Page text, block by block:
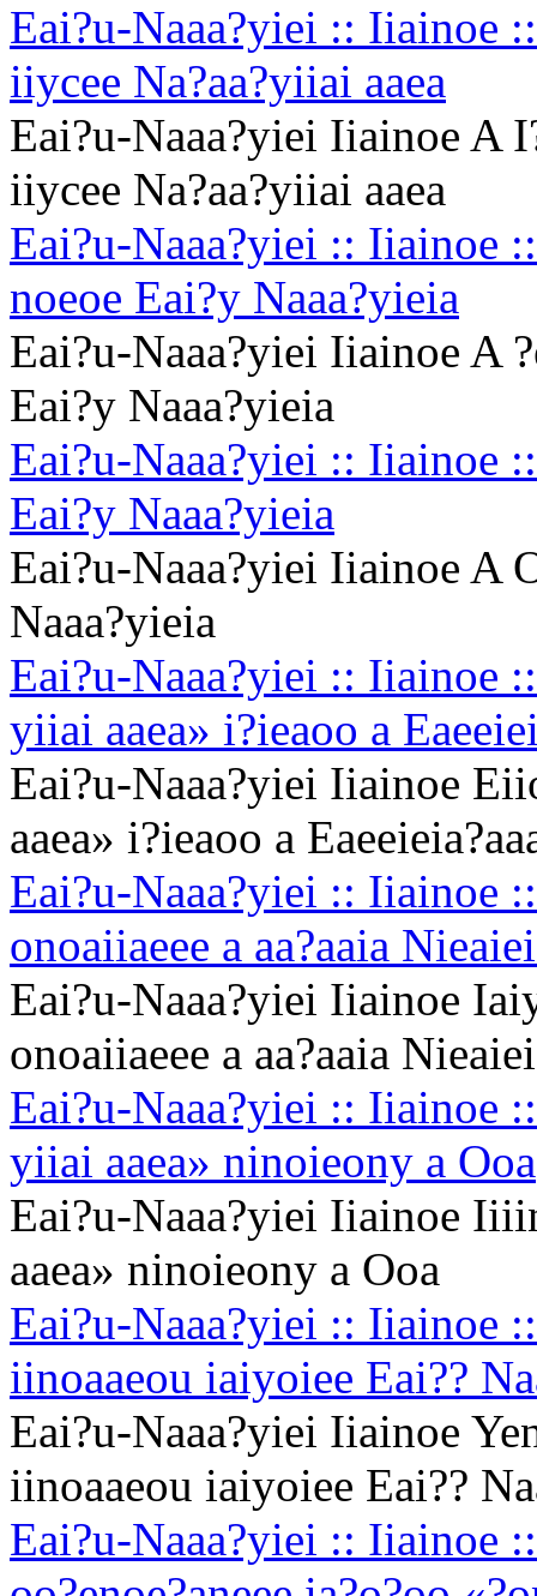
Eai?u-Naaa?yiei :: Iiainoe
iiycee Na?aa?yiiai aaea
Eai?u-Naaa?yiei Iiainoe A
iiycee Na?aa?yiiai aaea
Eai?u-Naaa?yiei :: Iiainoe ::
noeoe Eai?y Naaa?yieia
Eai?u-Naaa?yiei Iiainoe A
Eai?y Naaa?yieia
Eai?u-Naaa?yiei :: Iiainoe
Eai?y Naaa?yieia
Eai?u-Naaa?yiei Iiainoe A
Naaa?yieia
Eai?u-Naaa?yiei :: Iiainoe
yiiai aaea» i?ieaoo a
Eai?u-Naaa?yiei Iiainoe
aaea» i?ieaoo a
Eai?u-Naaa?yiei :: Iiainoe
onoaiiaeee a aa?aaia
Eai?u-Naaa?yiei Iiainoe
onoaiiaeee a aa?aaia
Eai?u-Naaa?yiei :: Iiainoe
yiiai aaea» ninoieony a Ooa
Eai?u-Naaa?yiei Iiainoe
aaea» ninoieony a Ooa
Eai?u-Naaa?yiei :: Iiainoe
iinoaaeou iaiyoiee Eai??
Eai?u-Naaa?yiei Iiainoe
iinoaaeou iaiyoiee Eai??
Eai?u-Naaa?yiei :: Iiainoe